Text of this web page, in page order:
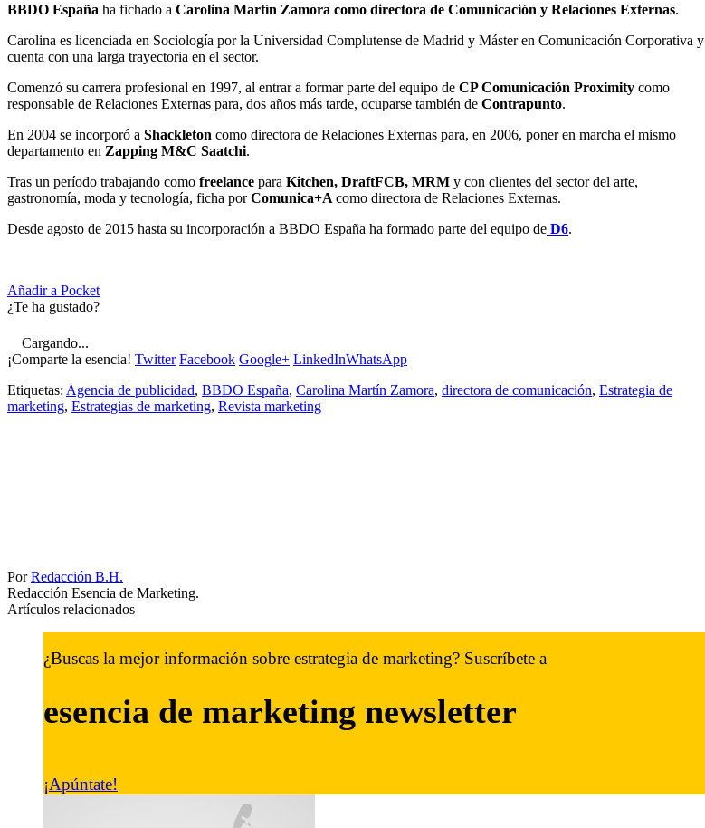
BBDO España ha fichado a Carolina Martín Zamora como directora de Comunicación y Relaciones Externas.
Carolina es licenciada en Sociología por la Universidad Complutense de Madrid y Máster en Comunicación Corporativa y
cuenta con una larga trayectoria en el sector.
Comenzó su carrera profesional en 1997, al entrar a formar parte del equipo de CP Comunicación Proximity como
responsable de Relaciones Externas para, dos años más tarde, ocuparse también de Contrapunto.
En 2004 se incorporó a Shackleton como directora de Relaciones Externas para, en 2006, poner en marcha el mismo
departamento en Zapping M&C Saatchi.
Tras un período trabajando como freelance para Kitchen, DraftFCB, MRM y con clientes del sector del arte,
gastronomía, moda y tecnología, ficha porComunica+A como directora de Relaciones Externas.
Desde agosto de 2015 hasta su incorporación a BBDO España ha formado parte del equipo de D6.
Añadir a Pocket
¿Te ha gustado?
Cargando...
¡Comparte la esencia! Twitter Facebook Google+ LinkedInWhatsApp
Etiquetas: Agencia de publicidad, BBDO España, Carolina Martín Zamora, directora de comunicación, Estrategia de
marketing, Estrategias de marketing, Revista marketing
PorRedacción B.H.
Redacción Esencia de Marketing.
Artículos relacionados
¿Buscas la mejor información sobre estrategia de marketing? Suscríbete a
esencia de marketing newsletter
¡Apúntate!